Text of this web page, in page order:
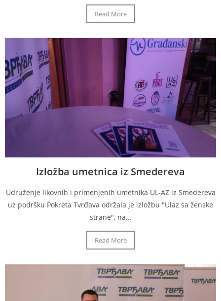
Read More
Izložba umetnica iz Smedereva
Udruženje likovnih i primenjenih umetnika UL-AZ iz Smedereva
uz podršku Pokreta Tvrđava održala je izložbu "Ulaz sa ženske
strane", na...
Read More